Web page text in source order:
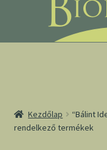
navigációhoz
tartalomba
Kezdőlap
“Bálint
rendelkező termékek